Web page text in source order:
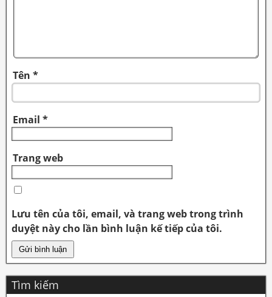
Tên *
Email *
Trang web
Lưu tên của tôi, email, và trang web trong trình
duyệt này cho lần bình luận kế tiếp của tôi.
Tìm kiếm